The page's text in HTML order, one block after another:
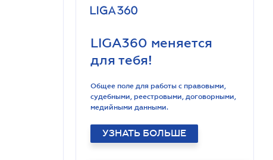
LIGA360 меняется
для тебя!
Общее поле для работы с правовыми,
судебными, реестровыми, договорными,
медийными данными.
УЗНАТЬ БОЛЬШЕ